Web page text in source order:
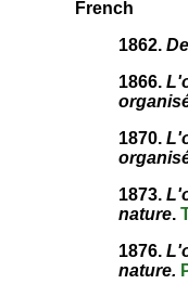
French
1862.
1866.
1870.
1873.
nature.
1876.
nature.